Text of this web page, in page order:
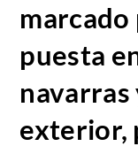
marcado
puesta
navarras
exterior,